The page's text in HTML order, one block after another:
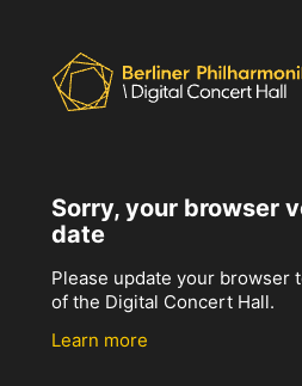
Sorry, your browser
date
Please update your browser
of the Digital Concert Hall.
Learn more